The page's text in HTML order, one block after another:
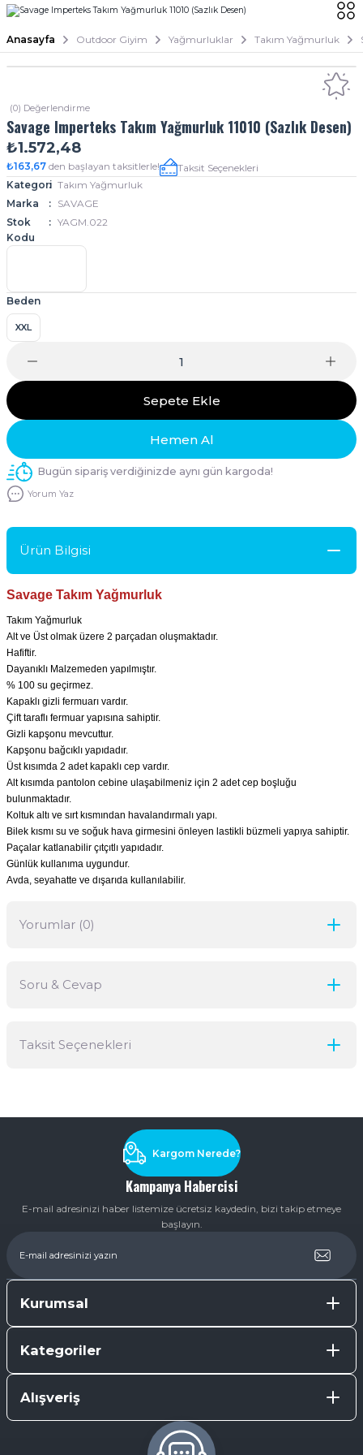
Anasayfa Outdoor Giyim Yağmurluklar Takım Yağmurluk
(0) Değerlendirme
Savage Imperteks Takım Yağmurluk 11010 (Sazlık Desen)
₺1.572,48
₺163,67 den başlayan taksitlerle!
Taksit Seçenekleri
Kategori Takım Yağmurluk
Marka
SAVAGE
Stok
Kodu
YAGM.022
Beden
XXL
Sepete Ekle
Hemen Al
Bugün sipariş verdiğinizde aynı gün kargoda!
Yorum Yaz
Ürün Bilgisi
Savage Takım Yağmurluk
Takım Yağmurluk
Alt ve Üst olmak üzere 2 parçadan oluşmaktadır.
Hafiftir.
Dayanıklı Malzemeden yapılmıştır.
% 100 su geçirmez.
Kapaklı gizli fermuarı vardır.
Çift taraflı fermuar yapısına sahiptir.
Gizli kapşonu mevcuttur.
Kapşonu bağcıklı yapıdadır.
Üst kısımda 2 adet kapaklı cep vardır.
Alt kısımda pantolon cebine ulaşabilmeniz için 2 adet cep boşluğu
bulunmaktadır.
Koltuk altı ve sırt kısmından havalandırmalı yapı.
Bilek kısmı su ve soğuk hava girmesini önleyen lastikli büzmeli yapıya sahiptir.
Paçalar katlanabilir çıtçıtlı yapıdadır.
Günlük kullanıma uygundur.
Avda, seyahatte ve dışarıda kullanılabilir.
Yorumlar (0)
Soru & Cevap
Taksit Seçenekleri
Kampanya Habercisi
E-mail adresinizi haber listemize ücretsiz kaydedin, bizi takip etmeye
başlayın.
Kargom Nerede?
Kurumsal
Kategoriler
Alışveriş